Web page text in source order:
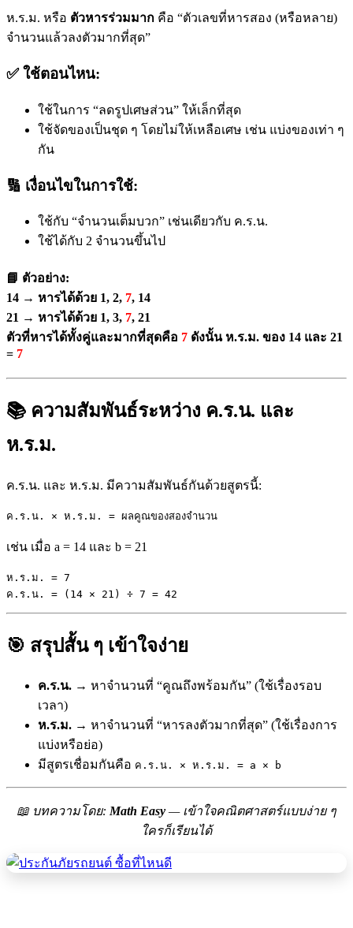
ห.ร.ม. หรือ ตัวหารร่วมมาก คือ “ตัวเลขที่หารสอง (หรือหลาย)
จำนวนแล้วลงตัวมากที่สุด”
✅ ใช้ตอนไหน:
ใช้ในการ “ลดรูปเศษส่วน” ให้เล็กที่สุด
ใช้จัดของเป็นชุด ๆ โดยไม่ให้เหลือเศษ เช่น แบ่งของเท่า ๆ
กัน
🔢 เงื่อนไขในการใช้:
ใช้กับ “จำนวนเต็มบวก” เช่นเดียวกับ ค.ร.น.
ใช้ได้กับ 2 จำนวนขึ้นไป
📘 ตัวอย่าง:
14 → หารได้ด้วย 1, 2, 7, 14
21 → หารได้ด้วย 1, 3, 7, 21
ตัวที่หารได้ทั้งคู่และมากที่สุดคือ 7 ดังนั้น ห.ร.ม. ของ 14 และ 21
= 7
📚 ความสัมพันธ์ระหว่าง ค.ร.น. และ
ห.ร.ม.
ค.ร.น. และ ห.ร.ม. มีความสัมพันธ์กันด้วยสูตรนี้:
ค.ร.น. × ห.ร.ม. = ผลคูณของสองจำนวน
เช่น เมื่อ a = 14 และ b = 21
ห.ร.ม. = 7
ค.ร.น. = (14 × 21) ÷ 7 = 42
🎯 สรุปสั้น ๆ เข้าใจง่าย
ค.ร.น. → หาจำนวนที่ “คูณถึงพร้อมกัน” (ใช้เรื่องรอบ
เวลา)
ห.ร.ม. → หาจำนวนที่ “หารลงตัวมากที่สุด” (ใช้เรื่องการ
แบ่งหรือย่อ)
มีสูตรเชื่อมกันคือ ค.ร.น. × ห.ร.ม. = a × b
📖 บทความโดย:Math Easy — เข้าใจคณิตศาสตร์แบบง่าย ๆ
ใครก็เรียนได้